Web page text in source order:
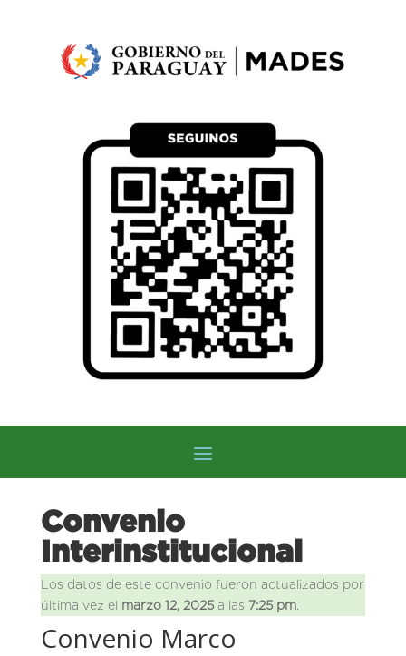
Convenio
Interinstitucional
Los datos de este convenio fueron actualizados por
última vez el marzo 12, 2025a las 7:25 pm.
Convenio Marco